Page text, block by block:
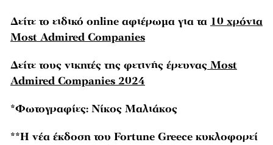
Δείτε το ειδικό online αφιέρωμα για τα 10 χρόνια
Most Admired Companies
Δείτε τους νικητές της φετινής έρευνας Most
Admired Companies 2024
*Φωτογραφίες: Νίκος Μαλιάκος
**H νέα έκδοση του Fortune Greece κυκλοφορεί